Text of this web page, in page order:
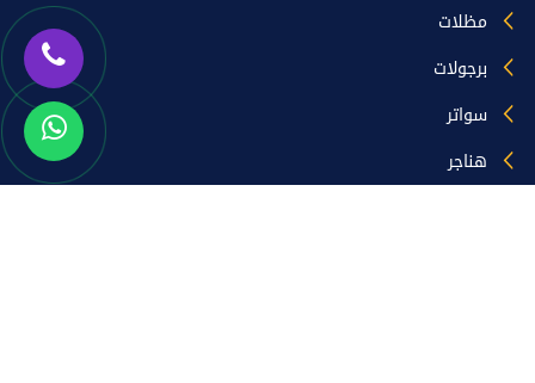
مظلات
برجولات
سواتر
هناجر